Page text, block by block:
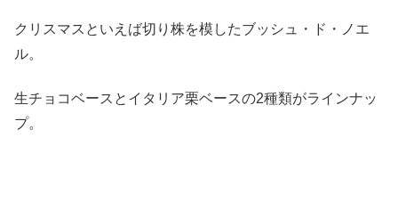
クリスマスといえば切り株を模したブッシュ・ド・ノエ
ル。
生チョコベースとイタリア栗ベースの2種類がラインナッ
プ。